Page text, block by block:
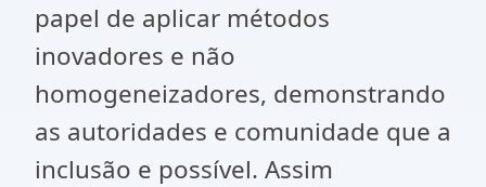
papel de aplicar métodos
inovadores e não
homogeneizadores, demonstrando
as autoridades e comunidade que a
inclusão e possível. Assim